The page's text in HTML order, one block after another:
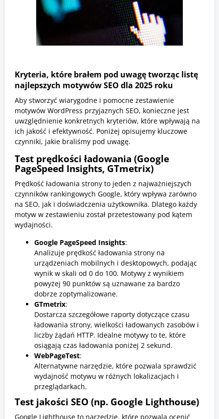
Kryteria, które brałem pod uwagę tworząc listę
najlepszych motywów SEO dla 2025 roku
Aby stworzyć wiarygodne i pomocne zestawienie
motywów WordPress przyjaznych SEO, konieczne jest
uwzględnienie konkretnych kryteriów, które wpływają na
ich jakość i efektywność. Poniżej opisujemy kluczowe
czynniki, jakie braliśmy pod uwagę.
Test prędkości ładowania (Google
PageSpeed Insights, GTmetrix)
Prędkość ładowania strony to jeden z najważniejszych
czynników rankingowych Google, który wpływa zarówno
na SEO, jak i doświadczenia użytkownika. Dlatego każdy
motyw w zestawieniu został przetestowany pod kątem
wydajności.
Google PageSpeed Insights:
Analizuje prędkość ładowania strony na
urządzeniach mobilnych i desktopowych, podając
wynik w skali od 0 do 100. Motywy z wynikiem
powyżej 90 punktów są uznawane za bardzo
dobrze zoptymalizowane.
GTmetrix:
Dostarcza szczegółowe raporty dotyczące czasu
ładowania strony, wielkości ładowanych zasobów i
liczby żądań HTTP. Idealne motywy to te, które
osiągają czas ładowania poniżej 2 sekund.
WebPageTest:
Alternatywne narzędzie, które pozwala sprawdzić
wydajność motywu w różnych lokalizacjach i
przeglądarkach.
Test jakości SEO (np. Google Lighthouse)
Google Lighthouse to narzędzie, które pozwala ocenić